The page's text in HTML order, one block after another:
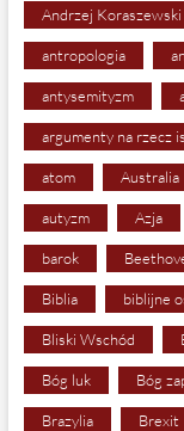
Andrzej Koraszewski
antropologia
antysemityzm
argumenty na rzecz
atom Australia
autyzm Azja
barok
Biblia biblijne
Bliski Wschód
Bóg luk Bóg
Brazylia Brexit